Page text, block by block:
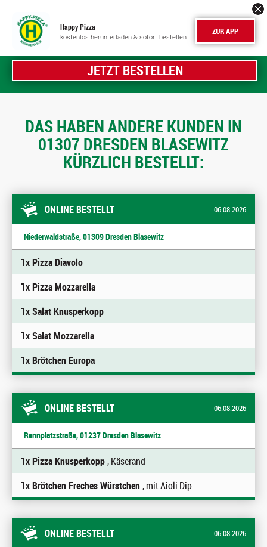
Happy Pizza
kostenlos herunterladen & sofort bestellen ZUR APP
JETZT BESTELLEN
DAS HABEN ANDERE KUNDEN IN
01307 DRESDEN BLASEWITZ
KÜRZLICH BESTELLT:
ONLINE BESTELLT 06.08.2026
Niederwaldstraße, 01309 Dresden Blasewitz
1x Pizza Diavolo
1x Pizza Mozzarella
1x Salat Knusperkopp
1x Salat Mozzarella
1x Brötchen Europa
ONLINE BESTELLT 06.08.2026
Rennplatzstraße, 01237 Dresden Blasewitz
1x Pizza Knusperkopp, Käserand
1x Brötchen Freches Würstchen, mit Aioli Dip
ONLINE BESTELLT 06.08.2026